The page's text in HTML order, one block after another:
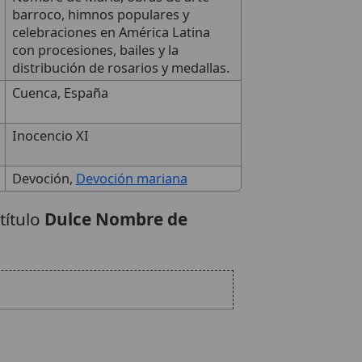
barroco, himnos populares y
celebraciones en América Latina
con procesiones, bailes y la
distribución de rosarios y medallas.
Cuenca, España
Inocencio XI
Devoción, Devoción mariana
Dulce Nombre de